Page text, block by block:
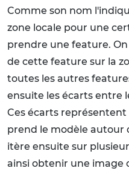
Comme son nom
zone locale pour une
prendre une feature.
de cette feature sur la
toutes les autres
ensuite les écarts entre
Ces écarts
prend le modèle autour
itère ensuite sur
ainsi obtenir une image